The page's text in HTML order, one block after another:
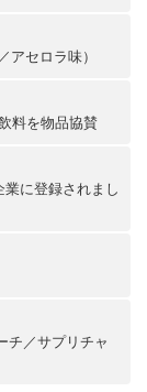
アセロラ味）
料を物品協賛
に登録されまし
チ／サプリチャ